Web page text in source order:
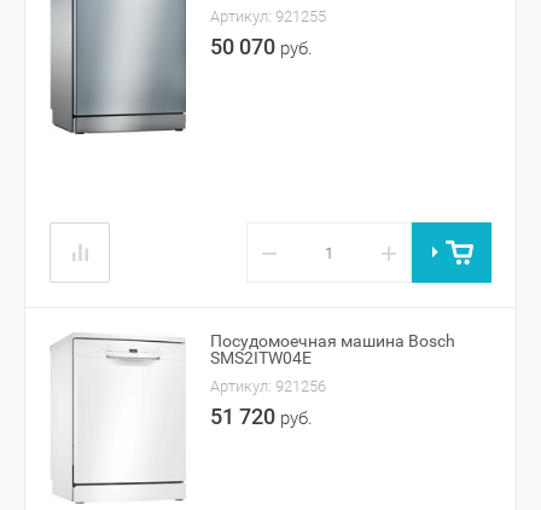
Артикул: 921255
50 070 руб.
− +
Посудомоечная машина Bosch
SMS2ITW04E
Артикул: 921256
51 720 руб.